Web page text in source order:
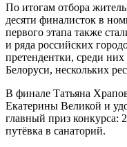
По итогам отбора
десяти финалисток в
первого этапа также
и ряда российских
претендентки, среди
Белоруси, нескольких
В финале Татьяна
Екатерины Великой и
главный приз конкурса:
путёвка в санаторий.